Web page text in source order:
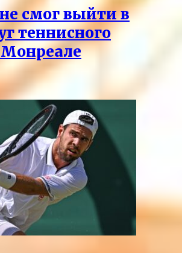
смог выйти в
теннисного